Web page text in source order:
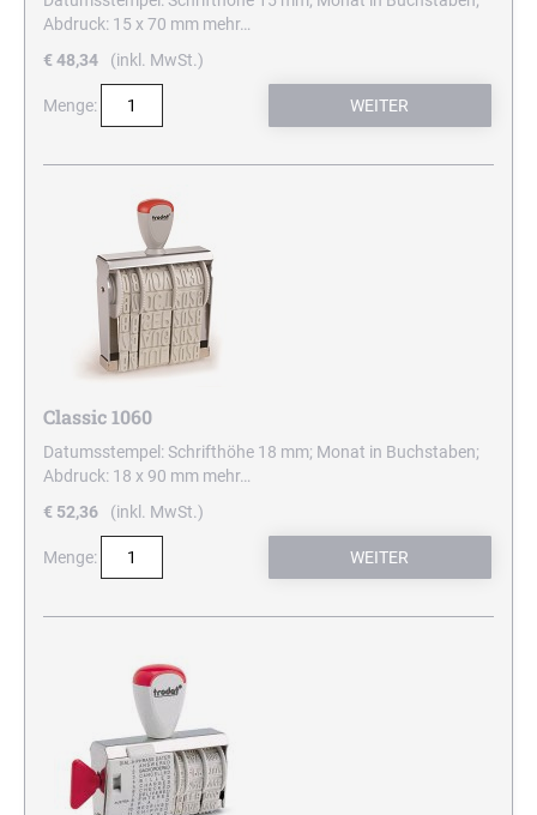
Abdruck: 15 x 70 mm mehr…
€ 48,34
(inkl. MwSt.)
Menge:
Classic 1060
Datumsstempel: Schrifthöhe 18 mm; Monat in Buchstaben;
Abdruck: 18 x 90 mm mehr…
€ 52,36
(inkl. MwSt.)
Menge: